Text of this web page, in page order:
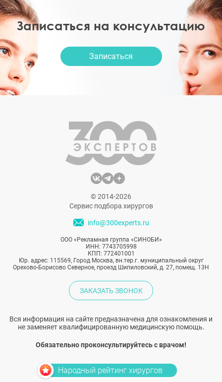
Записаться на консультацию
Записаться
© 2014-2026
Сервис подбора хирургов
info@300experts.ru
ООО «Рекламная группа «СИНОБИ»
ИНН: 7743705998
КПП: 772401001
Юр. адрес: 115569, Город Москва, вн.тер.г. муниципальный округ
Орехово-Борисово Северное, проезд Шипиловский, д. 27, помещ. 13Н
ЗАКАЗАТЬ ЗВОНОК
Вся информация на сайте предназначена для ознакомления и
не заменяет квалифицированную медицинскую помощь.
Обязательно проконсультируйтесь с врачом!
Народный рейтинг хирургов